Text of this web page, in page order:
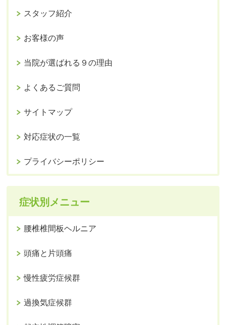
スタッフ紹介
お客様の声
当院が選ばれる９の理由
よくあるご質問
サイトマップ
対応症状の一覧
プライバシーポリシー
症状別メニュー
腰椎椎間板ヘルニア
頭痛と片頭痛
慢性疲労症候群
過換気症候群